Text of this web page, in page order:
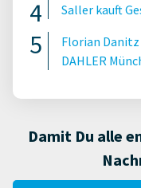
Saller kauft
Florian
DAHLER
Damit Du alle